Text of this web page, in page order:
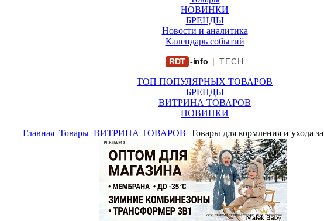
НОВИНКИ
БРЕНДЫ
Новости и аналитика
Календарь событий
RDT -info | TECH
ТОП ПОПУЛЯРНЫХ ТОВАРОВ
БРЕНДЫ
ВИТРИНА ТОВАРОВ
НОВИНКИ
Главная Товары ВИТРИНА ТОВАРОВ Товары для кормления и ухода
РЕКЛАМА
ООО "ФИРМА "ХРИЗАНТЕМА" ИНН: 7719007569